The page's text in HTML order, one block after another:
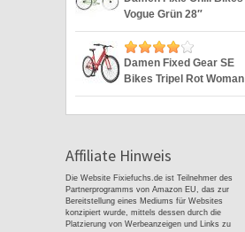
Vogue Grün 28″
Damen Fixed Gear SE
Bikes Tripel Rot Woman
Fixie 28 Zoll
Affiliate Hinweis
Die Website Fixiefuchs.de ist Teilnehmer des
Partnerprogramms von Amazon EU, das zur
Bereitstellung eines Mediums für Websites
konzipiert wurde, mittels dessen durch die
Platzierung von Werbeanzeigen und Links zu